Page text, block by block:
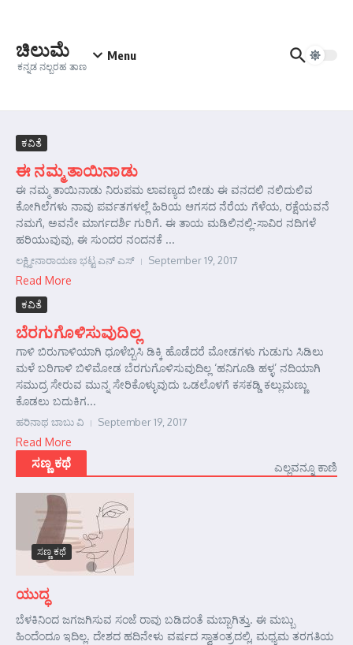
ಚಿಲುಮೆ
ಕನ್ನಡ ನಲ್ಬರಹ ತಾಣ
Menu
ಕವಿತೆ
ಈ ನಮ್ಮ ತಾಯಿನಾಡು
ಈ ನಮ್ಮ ತಾಯಿನಾಡು ನಿರುಪಮ ಲಾವಣ್ಯದ ಬೀಡು ಈ ವನದಲಿ ನಲಿದುಲಿವ
ಕೋಗಿಲೆಗಳು ನಾವು ಪರ್ವತಗಳಲ್ಲೆ ಹಿರಿಯ ಆಗಸದ ನೆರೆಯ ಗೆಳೆಯ, ರಕ್ಷೆಯವನೆ
ನಮಗೆ, ಅವನೇ ಮಾರ್ಗದರ್ಶಿ ಗುರಿಗೆ. ಈ ತಾಯ ಮಡಿಲಿನಲ್ಲಿ-ಸಾವಿರ ನದಿಗಳೆ
ಹರಿಯುವುವು, ಈ ಸುಂದರ ನಂದನಕೆ ...
ಲಕ್ಷ್ಮೀನಾರಾಯಣ ಭಟ್ಟ ಎನ್ ಎಸ್ September 19, 2017
Read More
ಕವಿತೆ
ಬೆರಗುಗೊಳಿಸುವುದಿಲ್ಲ
ಗಾಳಿ ಬಿರುಗಾಳಿಯಾಗಿ ಧೂಳೆಬ್ಬಿಸಿ ಡಿಕ್ಕಿ ಹೊಡೆದರೆ ಮೋಡಗಳು ಗುಡುಗು ಸಿಡಿಲು
ಮಳೆ ಬರಿಗಾಳಿ ಬಿಳಿಮೋಡ ಬೆರಗುಗೊಳಿಸುವುದಿಲ್ಲ ‘ಹನಿಗೂಡಿ ಹಳ್ಳ’ ನದಿಯಾಗಿ
ಸಮುದ್ರ ಸೇರುವ ಮುನ್ನ ಸೇರಿಕೊಳ್ಳುವುದು ಒಡಲೊಳಗೆ ಕಸಕಡ್ಡಿ ಕಲ್ಲುಮಣ್ಣು
ಕೊಡಲು ಬದುಕಿಗ...
ಹರಿನಾಥ ಬಾಬು ವಿ September 19, 2017
Read More
ಸಣ್ಣ ಕಥೆ ಎಲ್ಲವನ್ನೂ ಕಾಣಿ
ಸಣ್ಣ ಕಥೆ
ಯುದ್ಧ
ಬೆಳಕಿನಿಂದ ಜಗಜಗಿಸುವ ಸಂಜೆ ರಾವು ಬಡಿದಂತೆ ಮಬ್ಬಾಗಿತ್ತು. ಈ ಮಬ್ಬು
ಹಿಂದೆಂದೂ ಇದಿಲ್ಲ. ದೇಶದ ಹದಿನೇಳು ವರ್ಷದ ಸ್ವಾತಂತ್ರದಲ್ಲಿ, ಮಧ್ಯಮ ತರಗತಿಯ